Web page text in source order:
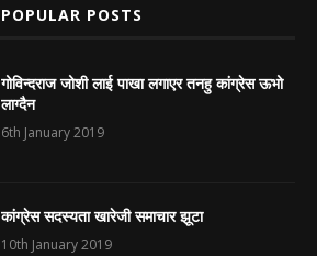
POPULAR POSTS
गोविन्दराज जोशी लाई पाखा लगाएर तनहु कांग्रेस ऊभो
लाग्दैन
6th January 2019
कांग्रेस सदस्यता खारेजी समाचार झूटा
10th January 2019